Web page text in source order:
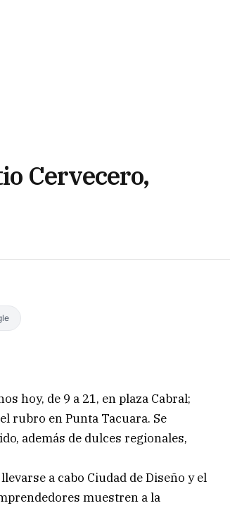
Cervecero,
hoy, de 9 a 21, en plaza Cabral;
rubro en Punta Tacuara. Se
además de dulces regionales,
a cabo Ciudad de Diseño y el
muestren a la